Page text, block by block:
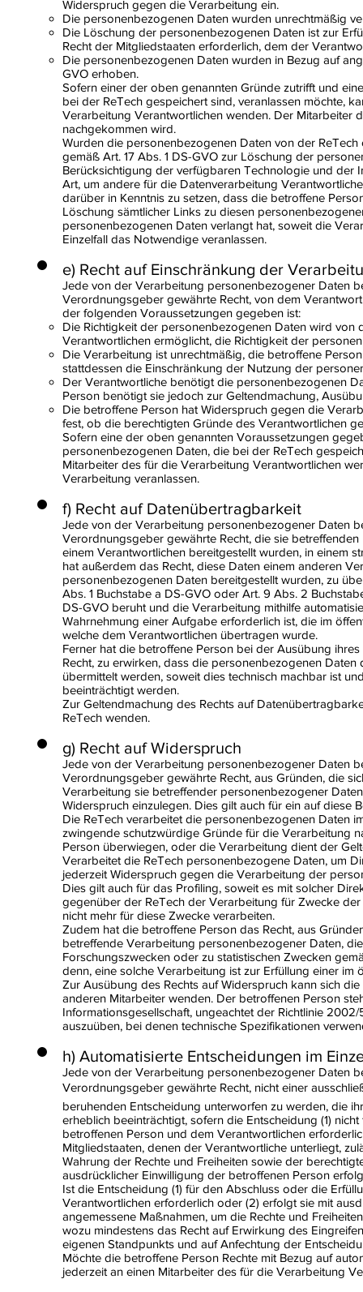
Widerspruch gegen die Verarbeitung ein.
Die personenbezogenen Daten wurden unrechtmäßig
Die Löschung der personenbezogenen Daten ist zur
Recht der Mitgliedstaaten erforderlich, dem der
Die personenbezogenen Daten wurden in Bezug auf
GVO erhoben.
Sofern einer der oben genannten Gründe zutrifft und
bei der ReTech gespeichert sind, veranlassen möchte,
Verarbeitung Verantwortlichen wenden. Der Mitarbeiter
nachgekommen wird.
Wurden die personenbezogenen Daten von der
gemäß Art. 17 Abs. 1 DS-GVO zur Löschung der
Berücksichtigung der verfügbaren Technologie und der
Art, um andere für die Datenverarbeitung
darüber in Kenntnis zu setzen, dass die betroffene
Löschung sämtlicher Links zu diesen
personenbezogenen Daten verlangt hat, soweit die
Einzelfall das Notwendige veranlassen.
e) Recht auf Einschränkung der
Jede von der Verarbeitung personenbezogener Daten
Verordnungsgeber gewährte Recht, von dem
der folgenden Voraussetzungen gegeben ist:
Die Richtigkeit der personenbezogenen Daten wird von
Verantwortlichen ermöglicht, die Richtigkeit der
Die Verarbeitung ist unrechtmäßig, die betroffene
stattdessen die Einschränkung der Nutzung der
Der Verantwortliche benötigt die personenbezogenen
Person benötigt sie jedoch zur Geltendmachung,
Die betroffene Person hat Widerspruch gegen die
fest, ob die berechtigten Gründe des Verantwortlichen
Sofern eine der oben genannten Voraussetzungen
personenbezogenen Daten, die bei der ReTech
Mitarbeiter des für die Verarbeitung Verantwortlichen
Verarbeitung veranlassen.
f) Recht auf Datenübertragbarkeit
Jede von der Verarbeitung personenbezogener Daten
Verordnungsgeber gewährte Recht, die sie
einem Verantwortlichen bereitgestellt wurden, in einem
hat außerdem das Recht, diese Daten einem anderen
personenbezogenen Daten bereitgestellt wurden, zu
Abs. 1 Buchstabe a DS-GVO oder Art. 9 Abs. 2
DS-GVO beruht und die Verarbeitung mithilfe
Wahrnehmung einer Aufgabe erforderlich ist, die im
welche dem Verantwortlichen übertragen wurde.
Ferner hat die betroffene Person bei der Ausübung
Recht, zu erwirken, dass die personenbezogenen
übermittelt werden, soweit dies technisch machbar ist
beeinträchtigt werden.
Zur Geltendmachung des Rechts auf
ReTech wenden.
g) Recht auf Widerspruch
Jede von der Verarbeitung personenbezogener Daten
Verordnungsgeber gewährte Recht, aus Gründen, die
Verarbeitung sie betreffender personenbezogener
Widerspruch einzulegen. Dies gilt auch für ein auf diese
Die ReTech verarbeitet die personenbezogenen Daten
zwingende schutzwürdige Gründe für die Verarbeitung
Person überwiegen, oder die Verarbeitung dient der
Verarbeitet die ReTech personenbezogene Daten, um
jederzeit Widerspruch gegen die Verarbeitung der
Dies gilt auch für das Profiling, soweit es mit solcher
gegenüber der ReTech der Verarbeitung für Zwecke
nicht mehr für diese Zwecke verarbeiten.
Zudem hat die betroffene Person das Recht, aus
betreffende Verarbeitung personenbezogener Daten,
Forschungszwecken oder zu statistischen Zwecken
denn, eine solche Verarbeitung ist zur Erfüllung einer
Zur Ausübung des Rechts auf Widerspruch kann sich
anderen Mitarbeiter wenden. Der betroffenen Person
Informationsgesellschaft, ungeachtet der Richtlinie
auszuüben, bei denen technische Spezifikationen
h) Automatisierte Entscheidungen im
Jede von der Verarbeitung personenbezogener Daten
Verordnungsgeber gewährte Recht, nicht einer
beruhenden Entscheidung unterworfen zu werden, die
erheblich beeinträchtigt, sofern die Entscheidung (1)
betroffenen Person und dem Verantwortlichen
Mitgliedstaaten, denen der Verantwortliche unterliegt,
Wahrung der Rechte und Freiheiten sowie der
ausdrücklicher Einwilligung der betroffenen Person
Ist die Entscheidung (1) für den Abschluss oder die
Verantwortlichen erforderlich oder (2) erfolgt sie mit
angemessene Maßnahmen, um die Rechte und
wozu mindestens das Recht auf Erwirkung des
eigenen Standpunkts und auf Anfechtung der
Möchte die betroffene Person Rechte mit Bezug auf
jederzeit an einen Mitarbeiter des für die Verarbeitung